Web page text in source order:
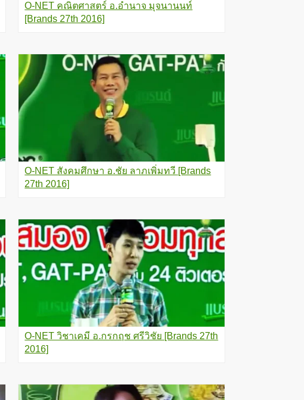
O-NET คณิตศาสตร์ อ.อำนาจ มุจนานนท์
[Brands 27th 2016]
O-NET สังคมศึกษา อ.ชัย ลาภเพิ่มทวี [Brands
27th 2016]
O-NET วิชาเคมี อ.กรกฤช ศรีวิชัย [Brands 27th
2016]